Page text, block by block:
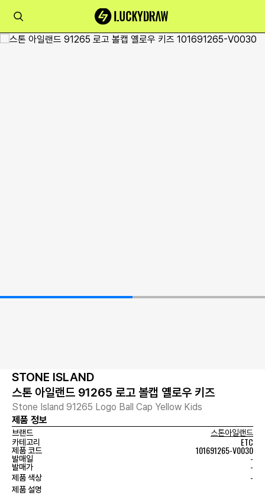
STONE ISLAND
스톤 아일랜드 91265 로고 볼캡 옐로우 키즈
Stone Island 91265 Logo Ball Cap Yellow Kids
제품 정보
브랜드
스톤아일랜드
카테고리
ETC
제품 코드 101691265-V0030
발매일 -
발매가 -
제품 색상 -
제품 설명